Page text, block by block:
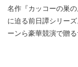
名作『カッコーの巣
に迫る前日譚シリー
ーンら豪華競演で贈